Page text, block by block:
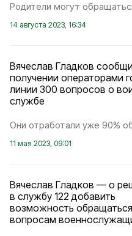
Родители могут
14 августа 2023, 16:34
Вячеслав Гладков
получении операторами
линии 300 вопросов о
службе
Они отработали уже 90%
11 мая 2023, 09:01
Вячеслав Гладков — о
в службу 122 добавить
возможность
вопросам